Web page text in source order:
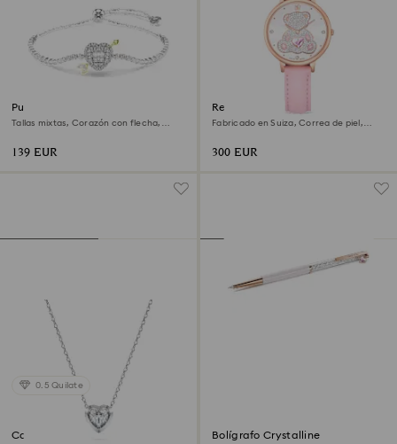
Pulsera Idyllia
Tallas mixtas, Corazón con flecha,
139 EUR
Reloj Teddy
Fabricado en Suiza, Correa de piel,
300 EUR
0.5 Quilate
Colgante Eternity Bolígrafo Crystalline